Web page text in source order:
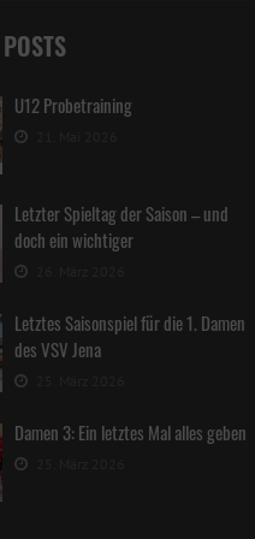
U12 Probetraining
Letzter Spieltag der Saison – und
doch ein wichtiger
Letztes Saisonspiel für die 1. Damen
des VSV Jena
Damen 3: Ein letztes Mal alles geben